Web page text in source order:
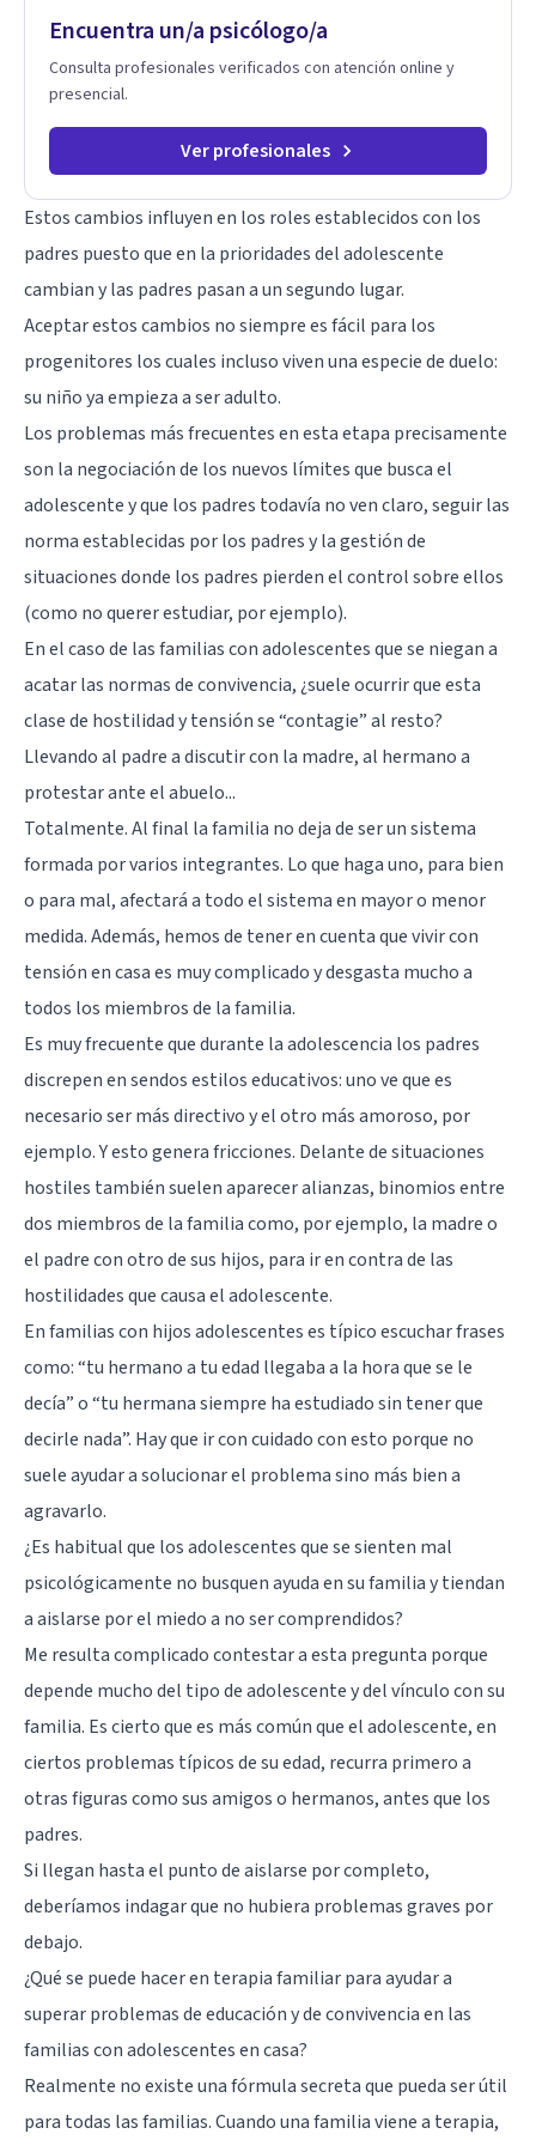
en cada etapa de tu vida.
Encuentra un/a psicólogo/a
Consulta profesionales verificados con atención online y
presencial.
Ver profesionales
Estos cambios influyen en los roles establecidos con los
padres puesto que en la prioridades del adolescente
cambian y las padres pasan a un segundo lugar.
Aceptar estos cambios no siempre es fácil para los
progenitores los cuales incluso viven una especie de duelo:
su niño ya empieza a ser adulto.
Los problemas más frecuentes en esta etapa precisamente
son la negociación de los nuevos límites que busca el
adolescente y que los padres todavía no ven claro, seguir las
norma establecidas por los padres y la gestión de
situaciones donde los padres pierden el control sobre ellos
(como no querer estudiar, por ejemplo).
En el caso de las familias con adolescentes que se niegan a
acatar las normas de convivencia, ¿suele ocurrir que esta
clase de hostilidad y tensión se “contagie” al resto?
Llevando al padre a discutir con la madre, al hermano a
protestar ante el abuelo...
Totalmente. Al final la familia no deja de ser un sistema
formada por varios integrantes. Lo que haga uno, para bien
o para mal, afectará a todo el sistema en mayor o menor
medida. Además, hemos de tener en cuenta que vivir con
tensión en casa es muy complicado y desgasta mucho a
todos los miembros de la familia.
Es muy frecuente que durante la adolescencia los padres
discrepen en sendos estilos educativos: uno ve que es
necesario ser más directivo y el otro más amoroso, por
ejemplo. Y esto genera fricciones. Delante de situaciones
hostiles también suelen aparecer alianzas, binomios entre
dos miembros de la familia como, por ejemplo, la madre o
el padre con otro de sus hijos, para ir en contra de las
hostilidades que causa el adolescente.
En familias con hijos adolescentes es típico escuchar frases
como: “tu hermano a tu edad llegaba a la hora que se le
decía” o “tu hermana siempre ha estudiado sin tener que
decirle nada”. Hay que ir con cuidado con esto porque no
suele ayudar a solucionar el problema sino más bien a
agravarlo.
¿Es habitual que los adolescentes que se sienten mal
psicológicamente no busquen ayuda en su familia y tiendan
a aislarse por el miedo a no ser comprendidos?
Me resulta complicado contestar a esta pregunta porque
depende mucho del tipo de adolescente y del vínculo con su
familia. Es cierto que es más común que el adolescente, en
ciertos problemas típicos de su edad, recurra primero a
otras figuras como sus amigos o hermanos, antes que los
padres.
Si llegan hasta el punto de aislarse por completo,
deberíamos indagar que no hubiera problemas graves por
debajo.
¿Qué se puede hacer en terapia familiar para ayudar a
superar problemas de educación y de convivencia en las
familias con adolescentes en casa?
Realmente no existe una fórmula secreta que pueda ser útil
para todas las familias. Cuando una familia viene a terapia,